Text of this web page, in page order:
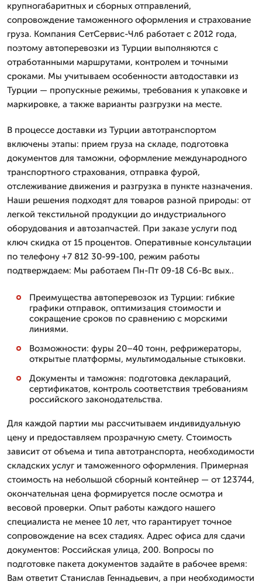
крупногабаритных и сборных отправлений,
сопровождение таможенного оформления и страхование
груза. Компания СетСервис-Члб работает с 2012 года,
поэтому автоперевозки из Турции выполняются с
отработанными маршрутами, контролем и точными
сроками. Мы учитываем особенности автодоставки из
Турции — пропускные режимы, требования к упаковке и
маркировке, а также варианты разгрузки на месте.
В процессе доставки из Турции автотранспортом
включены этапы: прием груза на складе, подготовка
документов для таможни, оформление международного
транспортного страхования, отправка фурой,
отслеживание движения и разгрузка в пункте назначения.
Наши решения подходят для товаров разной природы: от
легкой текстильной продукции до индустриального
оборудования и автозапчастей. При заказе услуги под
ключ скидка от 15 процентов. Оперативные консультации
по телефону +7 812 30-99-100, режим работы
подтверждаем: Мы работаем Пн-Пт 09-18 Сб-Вс вых..
Преимущества автоперевозок из Турции: гибкие
графики отправок, оптимизация стоимости и
сокращение сроков по сравнению с морскими
линиями.
Возможности: фуры 20–40 тонн, рефрижераторы,
открытые платформы, мультимодальные стыковки.
Документы и таможня: подготовка деклараций,
сертификатов, контроль соответствия требованиям
российского законодательства.
Для каждой партии мы рассчитываем индивидуальную
цену и предоставляем прозрачную смету. Стоимость
зависит от объема и типа автотранспорта, необходимости
складских услуг и таможенного оформления. Примерная
стоимость на небольшой сборный контейнер — от 123744,
окончательная цена формируется после осмотра и
весовой проверки. Опыт работы каждого нашего
специалиста не менее 10 лет, что гарантирует точное
сопровождение на всех стадиях. Адрес офиса для сдачи
документов: Российская улица, 200. Вопросы по
подготовке пакета документов задайте в рабочее время:
Вам ответит Станислав Геннадьевич, а при необходимости